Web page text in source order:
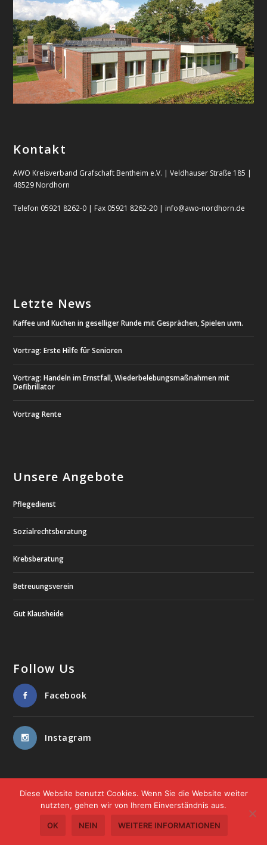
Kontakt
AWO Kreisverband Grafschaft Bentheim e.V. | Veldhauser Straße 185 |
48529 Nordhorn
Telefon 05921 8262-0 | Fax 05921 8262-20 | info@awo-nordhorn.de
Letzte News
Kaffee und Kuchen in geselliger Runde mit Gesprächen, Spielen uvm.
Vortrag: Erste Hilfe für Senioren
Vortrag: Handeln im Ernstfall, Wiederbelebungsmaßnahmen mit
Defibrillator
Vortrag Rente
Unsere Angebote
Pflegedienst
Sozialrechtsberatung
Krebsberatung
Betreuungsverein
Gut Klausheide
Follow Us
Facebook
Instagram
Designed by www.freiSign.de
Über uns Kontakt Impressum Datenschutzerklärung
Diese Website benutzt Cookies. Wenn Sie die Website weiter
nutzten, gehen wir von Ihrem Einverständnis aus.
OK NEIN WEITERE INFORMATIONEN